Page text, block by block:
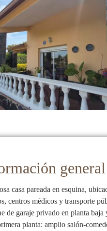
general
casa pareada en esquina,
centros médicos y transporte
de garaje privado en planta baja
planta: amplio salón-